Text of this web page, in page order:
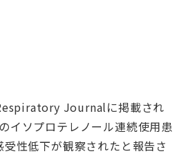
Journalに掲載され
イソプロテレノール連続使用患
性低下が観察されたと報告さ